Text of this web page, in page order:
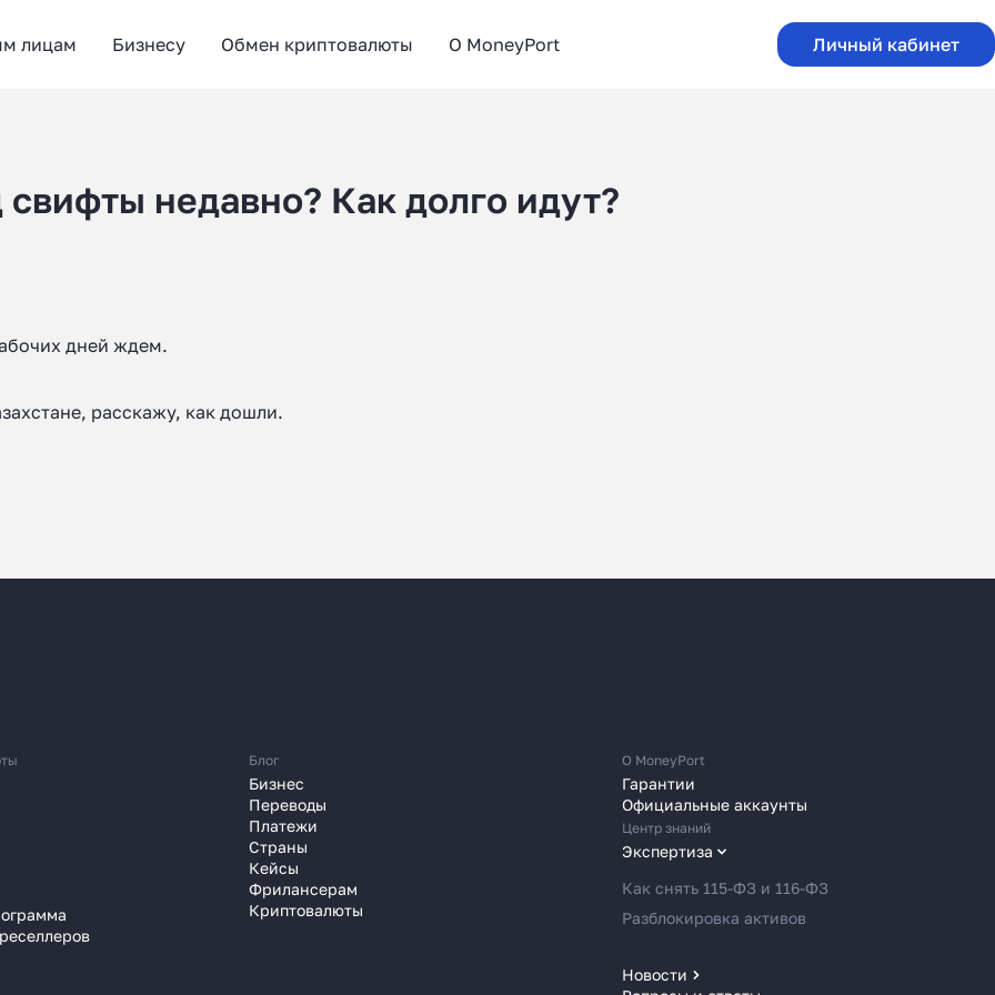
Личный кабинет
лицам Бизнесу Обмен криптовалюты О MoneyPort
недавно? Как долго идут?
дней ждем.
расскажу, как дошли.
Блог
Бизнес
Переводы
Платежи
Страны
Кейсы
Фрилансерам
Криптовалюты
О MoneyPort
Гарантии
Официальные аккаунты
Центр знаний
Экспертиза
Как снять 115-ФЗ и 116-ФЗ
Разблокировка активов
Новости
вместо 120
почему банки уступили
агентам